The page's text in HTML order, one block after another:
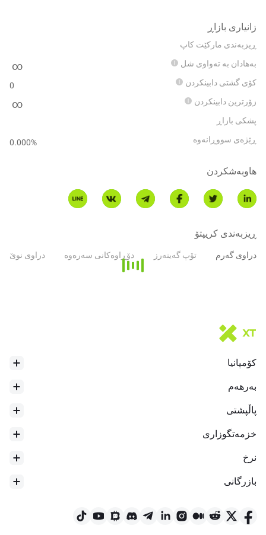
زانیاری بازاڕ
ڕیزبەندی مارکێت کاپ
بەهادان بە تەواوی شل
∞
کۆی گشتی دابینکردن
0
زۆرترین دابینکردن
∞
پشکی بازاڕ
ڕێژەی سووڕانەوە
0.000%
هاوبەشکردن
ڕیزبەندی کریپتۆ
دراوی گەرم تۆپ گەینەرز دۆڕاوەکانی سەرەوە دراوی نوێ
کۆمپانیا
بەرهەم
پاڵپشتی
خزمەتگوزاری
نرخ
بازرگانی